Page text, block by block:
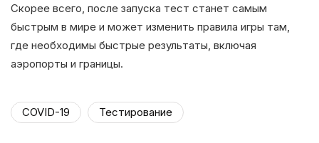
Скорее всего, после запуска тест станет самым
быстрым в мире и может изменить правила игры там,
где необходимы быстрые результаты, включая
аэропорты и границы.
COVID-19 Тестирование